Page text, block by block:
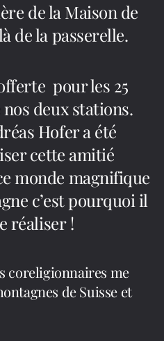
de la Maison de
de la passerelle.
pour les 25
deux stations.
Hofer a été
cette amitié
monde magnifique
c’est pourquoi il
réaliser !
coreligionnaires me
de Suisse et